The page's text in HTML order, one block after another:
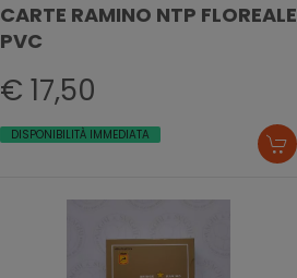
CARTE RAMINO NTP FLOREALE
PVC
€ 17,50
DISPONIBILITÀ IMMEDIATA